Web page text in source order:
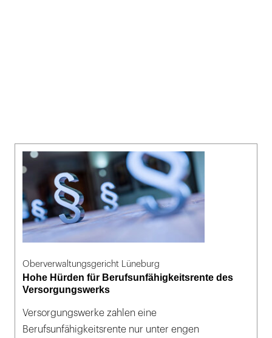
Oberverwaltungsgericht Lüneburg
Hohe Hürden für Berufsunfähigkeitsrente des
Versorgungswerks
Versorgungswerke zahlen eine
Berufsunfähigkeitsrente nur unter engen